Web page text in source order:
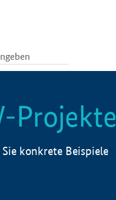
Projekte
konkrete Beispiele